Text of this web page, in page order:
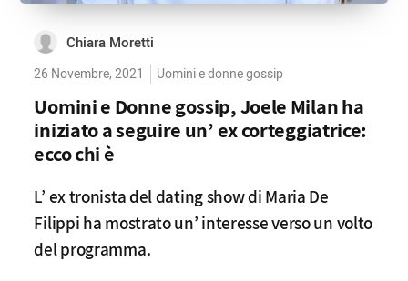
Chiara Moretti
26 Novembre, 2021 Uomini e donne gossip
Uomini e Donne gossip, Joele Milan ha
iniziato a seguire un’ ex corteggiatrice:
ecco chi è
L’ ex tronista del dating show di Maria De
Filippi ha mostrato un’ interesse verso un volto
del programma.